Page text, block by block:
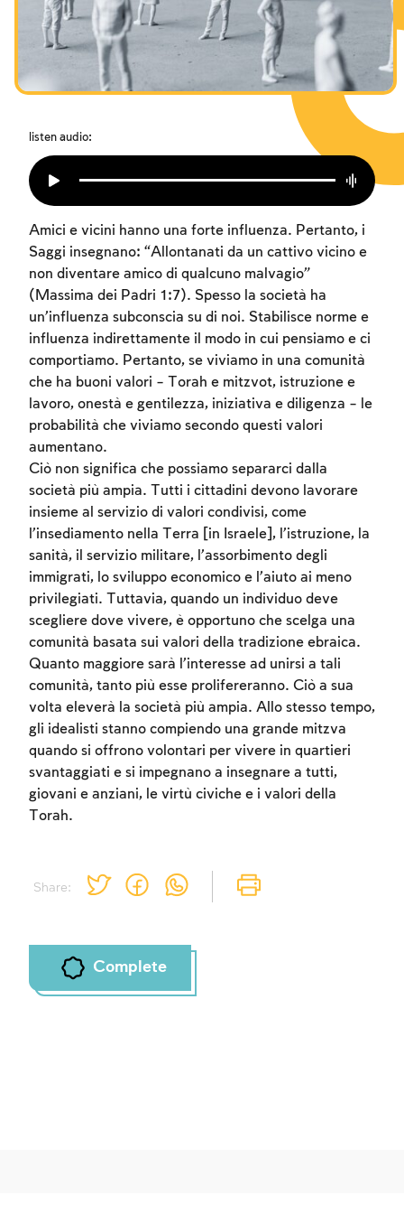
I digiuni commemorativi della distruzione del Tempio
Hanukkah
Purìm
listen audio:
Share:
Amici e vicini hanno una forte influenza. Pertanto, i
Saggi insegnano: “Allontanati da un cattivo vicino e
non diventare amico di qualcuno malvagio”
(Massima dei Padri 1:7). Spesso la società ha
un’influenza subconscia su di noi. Stabilisce norme e
influenza indirettamente il modo in cui pensiamo e ci
comportiamo. Pertanto, se viviamo in una comunità
che ha buoni valori – Torah e mitzvot, istruzione e
lavoro, onestà e gentilezza, iniziativa e diligenza – le
probabilità che viviamo secondo questi valori
aumentano.
Ciò non significa che possiamo separarci dalla
società più ampia. Tutti i cittadini devono lavorare
insieme al servizio di valori condivisi, come
l’insediamento nella Terra [in Israele], l’istruzione, la
sanità, il servizio militare, l’assorbimento degli
immigrati, lo sviluppo economico e l’aiuto ai meno
privilegiati. Tuttavia, quando un individuo deve
scegliere dove vivere, è opportuno che scelga una
comunità basata sui valori della tradizione ebraica.
Quanto maggiore sarà l’interesse ad unirsi a tali
comunità, tanto più esse prolifereranno. Ciò a sua
volta eleverà la società più ampia. Allo stesso tempo,
gli idealisti stanno compiendo una grande mitzva
quando si offrono volontari per vivere in quartieri
svantaggiati e si impegnano a insegnare a tutti,
giovani e anziani, le virtù civiche e i valori della
Torah.
Complete
Account required
To mark concepts as learned, you'll need
to create an account or log in.
Sign up Login